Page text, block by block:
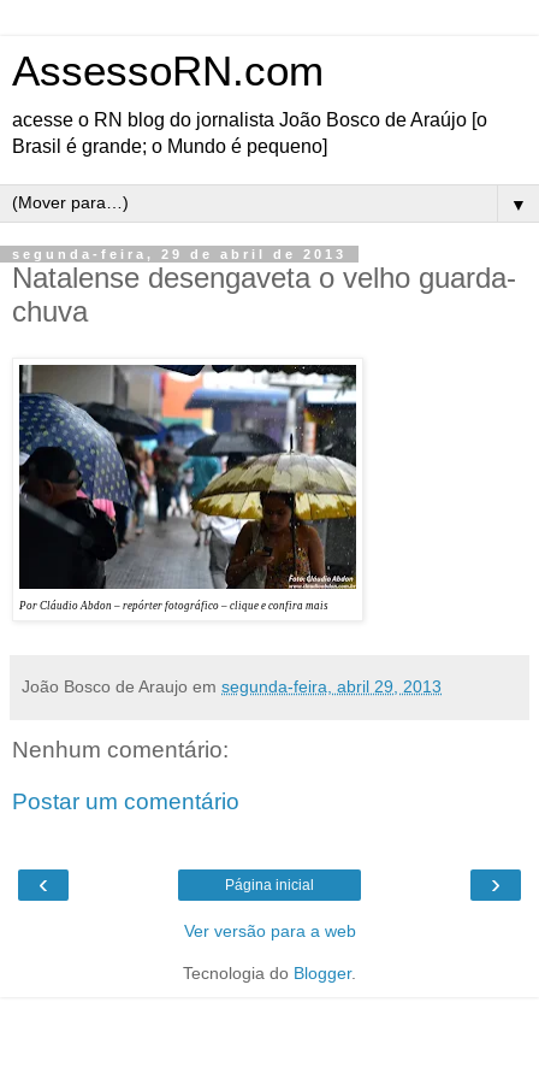
AssessoRN.com
acesse o RN blog do jornalista João Bosco de Araújo [o
Brasil é grande; o Mundo é pequeno]
▼
segunda-feira, 29 de abril de 2013
Natalense desengaveta o velho guarda-
chuva
Por Cláudio Abdon – repórter fotográfico – clique e confira mais
João Bosco de Araujo em segunda-feira, abril 29, 2013
Nenhum comentário:
Postar um comentário
‹ ›
Página inicial
Ver versão para a web
Tecnologia do Blogger.